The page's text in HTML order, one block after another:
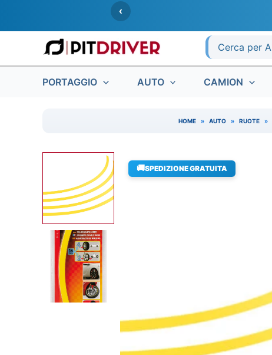
‹
Ricerca
per:
PORTAGGIO AUTO CAMION
HOME » AUTO » RUOTE »
🚚SPEDIZIONE GRATUITA